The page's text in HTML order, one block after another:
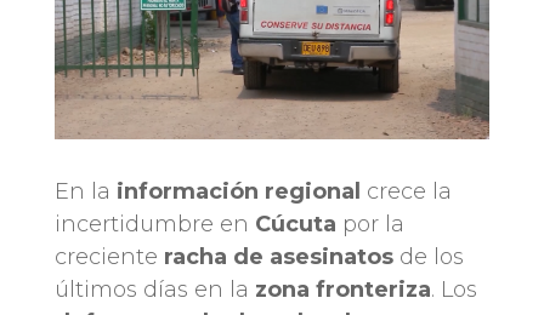
En la información regional crece la
incertidumbre en Cúcuta por la
creciente racha de asesinatosde los
últimos días en la zona fronteriza. Los